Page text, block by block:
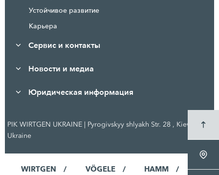
Устойчивое развитие
Карьера
Сервис и контакты
Новости и медиа
Юридическая информация
PIK WIRTGEN UKRAINE | Pyrogivskyy shlyakh Str. 28 , Kiew,
Ukraine
WIRTGEN VÖGELE HAMM